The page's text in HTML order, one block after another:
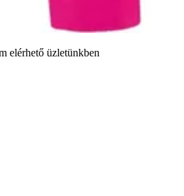
elérhető üzletünkben